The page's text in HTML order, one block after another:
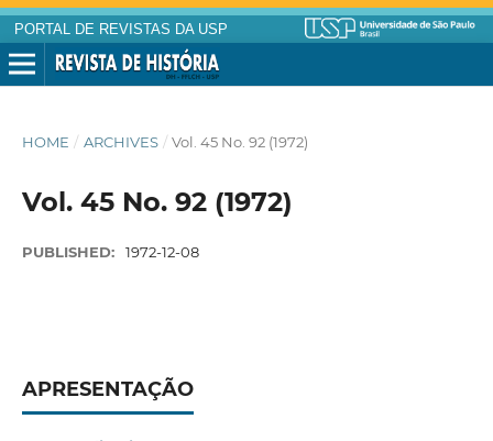
PORTAL DE REVISTAS DA USP
HOME / ARCHIVES / Vol. 45 No. 92 (1972)
Vol. 45 No. 92 (1972)
PUBLISHED: 1972-12-08
APRESENTAÇÃO